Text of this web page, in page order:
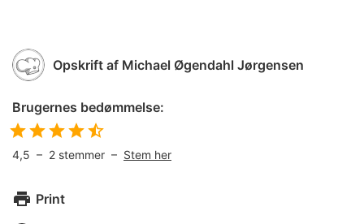
Opskrift af Michael Øgendahl Jørgensen
Brugernes bedømmelse:
4,5 – 2 stemmer – Stem her
Print